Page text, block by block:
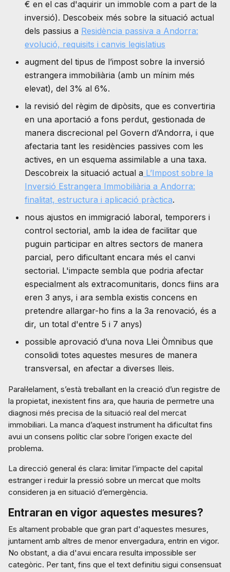
€ en el cas d'aquirir un immoble com a part de la
inversió). Descobeix més sobre la situació actual
dels passius a Residència passiva a Andorra:
evolució, requisits i canvis legislatius
augment del tipus de l’impost sobre la inversió
estrangera immobiliària (amb un mínim més
elevat), del 3% al 6%.
la revisió del règim de dipòsits, que es convertiria
en una aportació a fons perdut, gestionada de
manera discrecional pel Govern d’Andorra, i que
afectaria tant les residències passives com les
actives, en un esquema assimilable a una taxa.
Descobreix la situació actual a L’Impost sobre la
Inversió Estrangera Immobiliària a Andorra:
finalitat, estructura i aplicació pràctica.
nous ajustos en immigració laboral, temporers i
control sectorial, amb la idea de facilitar que
puguin participar en altres sectors de manera
parcial, pero dificultant encara més el canvi
sectorial. L'impacte sembla que podria afectar
especialment als extracomunitaris, doncs fiins ara
eren 3 anys, i ara sembla existis concens en
pretendre allargar-ho fins a la 3a renovació, és a
dir, un total d'entre 5 i 7 anys)
possible aprovació d’una nova Llei Òmnibus que
consolidi totes aquestes mesures de manera
transversal, en afectar a diverses lleis.
Paral·lelament, s’està treballant en la creació d’un registre de
la propietat, inexistent fins ara, que hauria de permetre una
diagnosi més precisa de la situació real del mercat
immobiliari. La manca d’aquest instrument ha dificultat fins
avui un consens polític clar sobre l’origen exacte del
problema.
La direcció general és clara: limitar l’impacte del capital
estranger i reduir la pressió sobre un mercat que molts
consideren ja en situació d’emergència.
Entraran en vigor aquestes mesures?
Es altament probable que gran part d'aquestes mesures,
juntament amb altres de menor envergadura, entrin en vigor.
No obstant, a dia d'avui encara resulta impossible ser
categòric. Per tant, fins que el text definitiu sigui consensuat